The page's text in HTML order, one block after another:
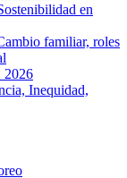
en
familiar, roles
2026
Inequidad,